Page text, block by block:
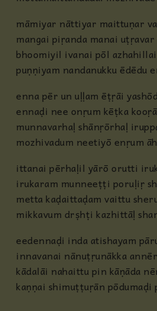
māmiyar nāttiyar maittuṇar
mangai piṛanda manai
bhoomiyil ivanai pōl
puṇṇiyam nandanukku ēdēdu
enna pēr un uḷḷam ēṭṛāi
ennaḍi nee onṛum kēṭka
munnavarhaḷ shānṛōrhaḷ
mozhivadum neetiyō enṛum
ittanai pērhaḷil yārō orutti
irukaram munneeṭṭi poruḷiṛ
metta kaḍaittaḍam vaittu
mikkavum drṣhṭi kazhittāḷ
eedennaḍi inda atishayam
innavanai nānuṭṛunākka
kādalāi nahaittu pin kāṇāda
kaṇṇai shimuṭṭuṛān pōdumaḍi